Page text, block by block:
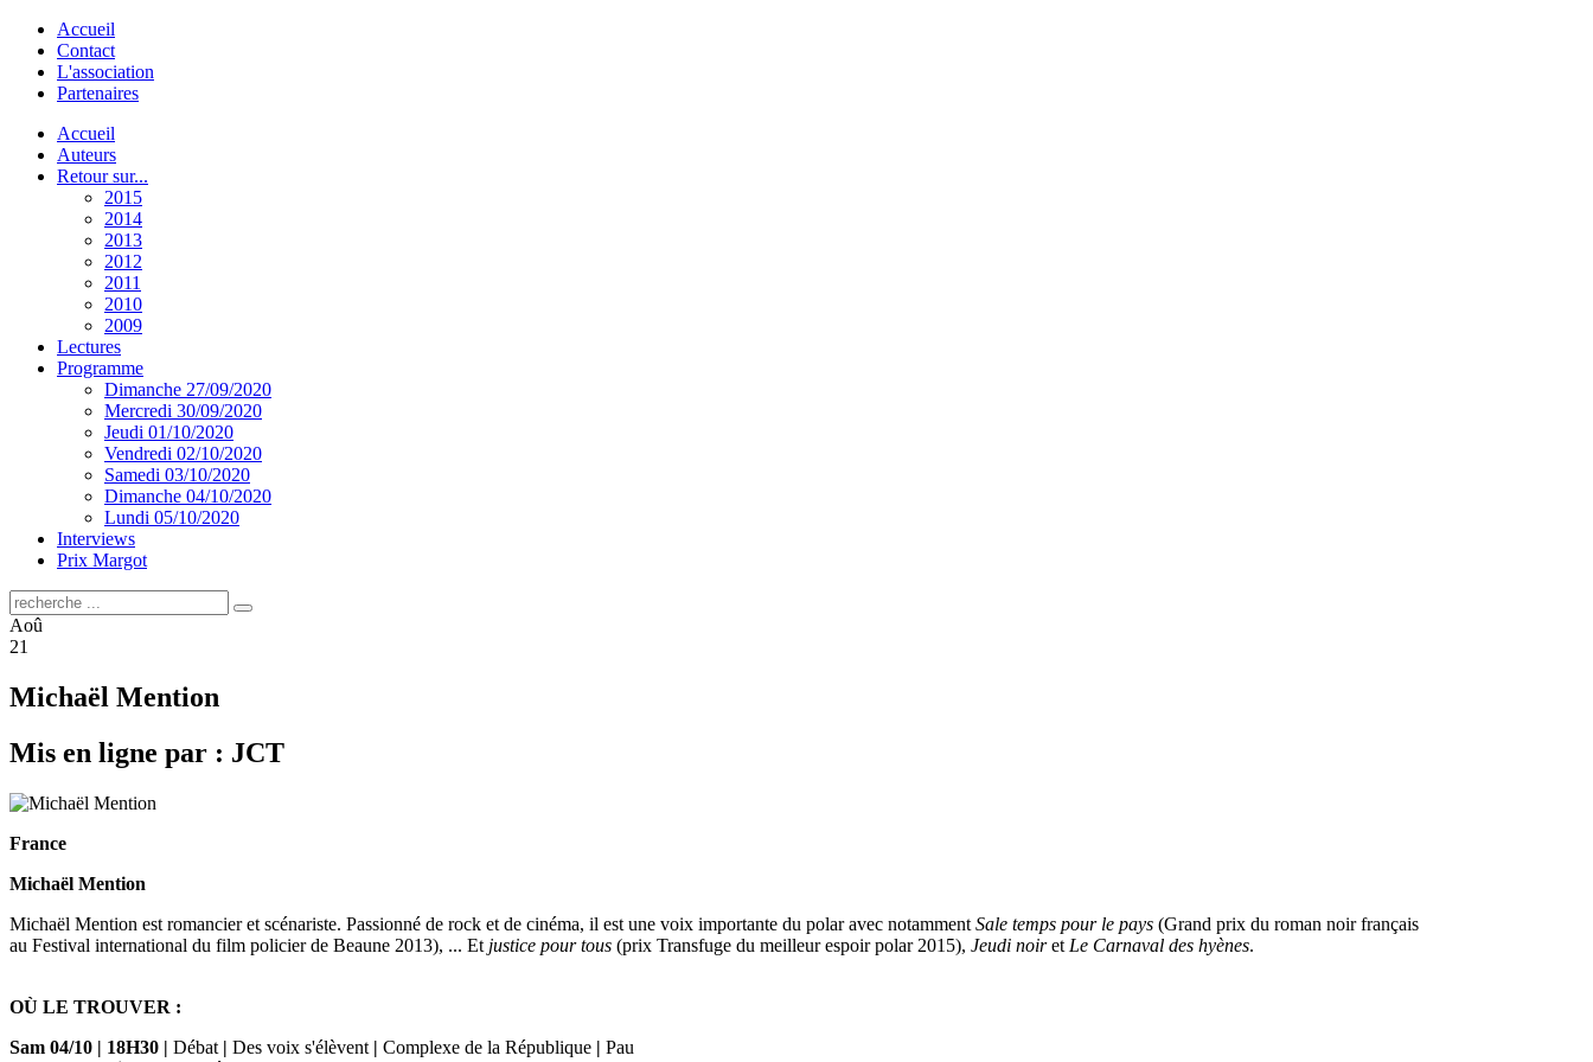
Accueil
Contact
L'association
Partenaires
Accueil
Auteurs
Retour sur...
2015
2014
2013
2012
2011
2010
2009
Lectures
Programme
Dimanche 27/09/2020
Mercredi 30/09/2020
Jeudi 01/10/2020
Vendredi 02/10/2020
Samedi 03/10/2020
Dimanche 04/10/2020
Lundi 05/10/2020
Interviews
Prix Margot
Aoû
21
Michaël Mention
Mis en ligne par : JCT
France
Michaël Mention
Michaël Mention est romancier et scénariste. Passionné de rock et de cinéma, il est une voix importante du polar avec notamment Sale temps pour le pays (Grand prix du roman noir français
au Festival international du film policier de Beaune 2013), ... Et justice pour tous (prix Transfuge du meilleur espoir polar 2015), Jeudi noiret Le Carnaval des hyènes.
OÙ LE TROUVER :
Sam 04/10 | 18H30 | Débat | Des voix s'élèvent | Complexe de la République | Pau